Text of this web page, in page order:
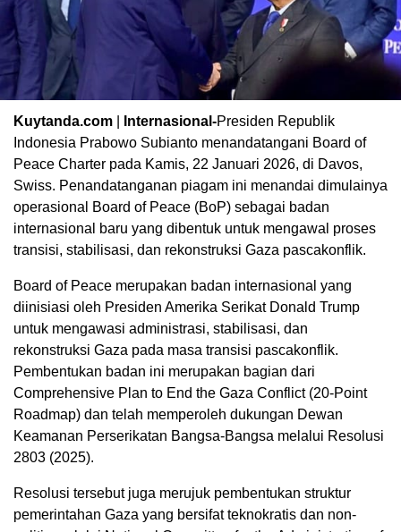
Kuytanda.com Internasional-Presiden Republik
Indonesia Prabowo Subianto menandatangani Board of
Peace Charter pada Kamis, 22 Januari 2026, di Davos,
Swiss. Penandatanganan piagam ini menandai dimulainya
operasional Board of Peace (BoP) sebagai badan
internasional baru yang dibentuk untuk mengawal proses
transisi, stabilisasi, dan rekonstruksi Gaza pascakonflik.
Board of Peace merupakan badan internasional yang
diinisiasi oleh Presiden Amerika Serikat Donald Trump
untuk mengawasi administrasi, stabilisasi, dan
rekonstruksi Gaza pada masa transisi pascakonflik.
Pembentukan badan ini merupakan bagian dari
Comprehensive Plan to End the Gaza Conflict (20-Point
Roadmap) dan telah memperoleh dukungan Dewan
Keamanan Perserikatan Bangsa-Bangsa melalui Resolusi
2803 (2025).
Resolusi tersebut juga merujuk pembentukan struktur
pemerintahan Gaza yang bersifat teknokratis dan non-